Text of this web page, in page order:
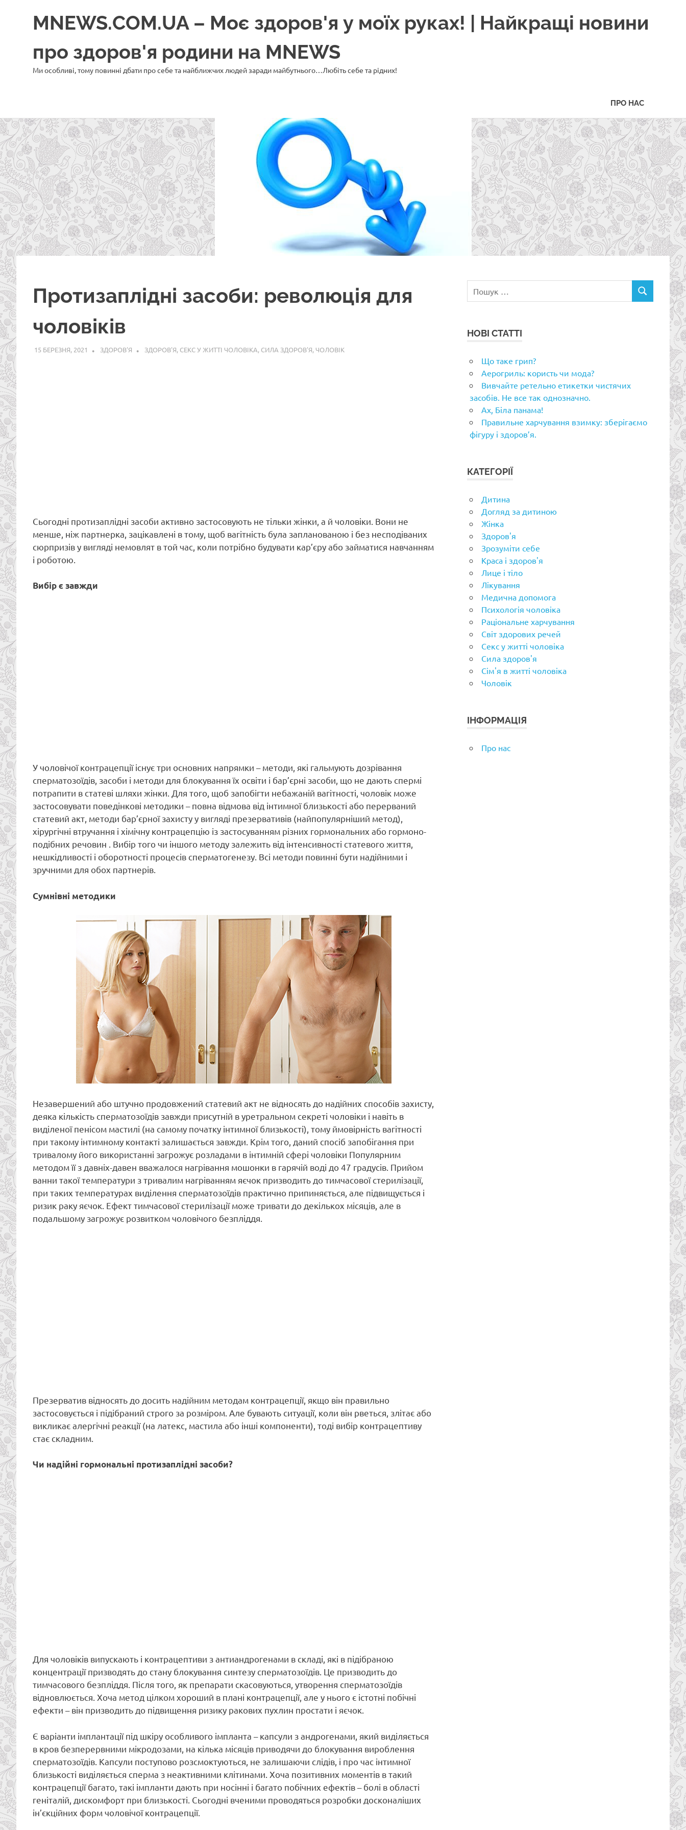
MNEWS.COM.UA – Моє здоров'я у моїх руках! | Найкращі новини
про здоров'я родини на MNEWS
Ми особливі, тому повинні дбати про себе та найближчих людей заради майбутнього…Любіть себе та рідних!
ПРО НАС
Протизаплідні засоби: революція для
чоловіків
15 БЕРЕЗНЯ, 2021 ЗДОРОВ'Я ЗДОРОВ'Я, СЕКС У ЖИТТІ ЧОЛОВІКА, СИЛА ЗДОРОВ'Я, ЧОЛОВІК
Сьогодні протизаплідні засоби активно застосовують не тільки жінки, а й чоловіки. Вони не
менше, ніж партнерка, зацікавлені в тому, щоб вагітність була запланованою і без несподіваних
сюрпризів у вигляді немовлят в той час, коли потрібно будувати кар’єру або займатися навчанням
і роботою.
Вибір є завжди
У чоловічої контрацепції існує три основних напрямки – методи, які гальмують дозрівання
сперматозоїдів, засоби і методи для блокування їх освіти і бар’єрні засоби, що не дають спермі
потрапити в статеві шляхи жінки. Для того, щоб запобігти небажаній вагітності, чоловік може
застосовувати поведінкові методики – повна відмова від інтимної близькості або перерваний
статевий акт, методи бар’єрної захисту у вигляді презервативів (найпопулярніший метод),
хірургічні втручання і хімічну контрацепцію із застосуванням різних гормональних або гормоно-
подібних речовин . Вибір того чи іншого методу залежить від інтенсивності статевого життя,
нешкідливості і оборотності процесів сперматогенезу. Всі методи повинні бути надійними і
зручними для обох партнерів.
Cумнівні методики
Незавершений або штучно продовжений статевий акт не відносять до надійних способів захисту,
деяка кількість сперматозоїдів завжди присутній в уретральном секреті чоловіки і навіть в
виділеної пенісом мастилі (на самому початку інтимної близькості), тому ймовірність вагітності
при такому інтимному контакті залишається завжди. Крім того, даний спосіб запобігання при
тривалому його використанні загрожує розладами в інтимній сфері чоловіки Популярним
методом її з давніх-давен вважалося нагрівання мошонки в гарячій воді до 47 градусів. Прийом
ванни такої температури з тривалим нагріванням яєчок призводить до тимчасової стерилізації,
при таких температурах виділення сперматозоїдів практично припиняється, але підвищується і
ризик раку яєчок. Ефект тимчасової стерилізації може тривати до декількох місяців, але в
подальшому загрожує розвитком чоловічого безпліддя.
Презерватив відносять до досить надійним методам контрацепції, якщо він правильно
застосовується і підібраний строго за розміром. Але бувають ситуації, коли він рветься, злітає або
викликає алергічні реакції (на латекс, мастила або інші компоненти), тоді вибір контрацептиву
стає складним.
Чи надійні гормональні протизаплідні засоби?
Для чоловіків випускають і контрацептиви з антиандрогенами в складі, які в підібраною
концентрації призводять до стану блокування синтезу сперматозоїдів. Це призводить до
тимчасового безпліддя. Після того, як препарати скасовуються, утворення сперматозоїдів
відновлюється. Хоча метод цілком хороший в плані контрацепції, але у нього є істотні побічні
ефекти – він призводить до підвищення ризику ракових пухлин простати і яєчок.
Є варіанти імплантації під шкіру особливого імпланта – капсули з андрогенами, який виділяється
в кров безперервними мікродозами, на кілька місяців приводячи до блокування вироблення
сперматозоїдів. Капсули поступово розсмоктуються, не залишаючи слідів, і про час інтимної
близькості виділяється сперма з неактивними клітинами. Хоча позитивних моментів в такий
контрацепції багато, такі імпланти дають при носінні і багато побічних ефектів – болі в області
геніталій, дискомфорт при близькості. Сьогодні вченими проводяться розробки досконаліших
ін’єкційних форм чоловічої контрацепції.
ПОШУК
НОВІ СТАТТІ
Що таке грип?
Аерогриль: користь чи мода?
Вивчайте ретельно етикетки чистячих
засобів. Не все так однозначно.
Ах, Біла панама!
Правильне харчування взимку: зберігаємо
фігуру і здоров’я.
КАТЕГОРІЇ
Дитина
Догляд за дитиною
Жінка
Здоров'я
Зрозуміти себе
Краса і здоров'я
Лице і тіло
Лікування
Медична допомога
Психологія чоловіка
Раціональне харчування
Світ здорових речей
Секс у житті чоловіка
Сила здоров'я
Сім'я в житті чоловіка
Чоловік
ІНФОРМАЦІЯ
Про нас